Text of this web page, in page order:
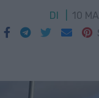
DI
10